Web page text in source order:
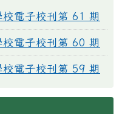
電子校刊第 61 期
電子校刊第 60 期
電子校刊第 59 期